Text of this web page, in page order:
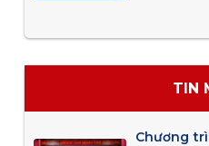
TIN
Chương